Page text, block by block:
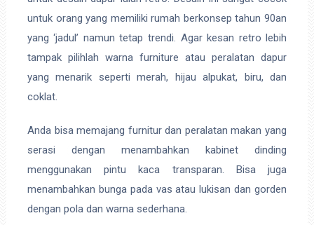
untuk orang yang memiliki rumah berkonsep tahun 90an
yang ‘jadul’ namun tetap trendi. Agar kesan retro lebih
tampak pilihlah warna furniture atau peralatan dapur
yang menarik seperti merah, hijau alpukat, biru, dan
coklat.
Anda bisa memajang furnitur dan peralatan makan yang
serasi dengan menambahkan kabinet dinding
menggunakan pintu kaca transparan. Bisa juga
menambahkan bunga pada vas atau lukisan dan gorden
dengan pola dan warna sederhana.